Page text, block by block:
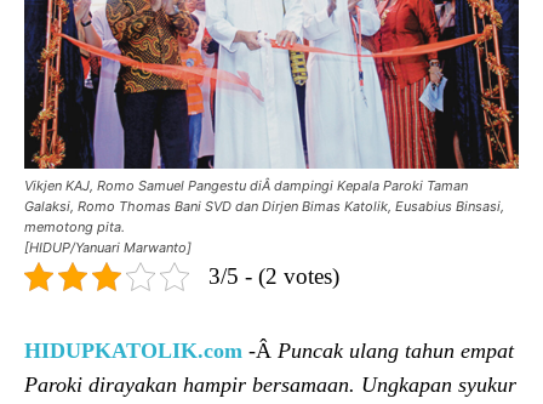
Vikjen KAJ, Romo Samuel Pangestu diÂ­ dampingi Kepala Paroki Taman
Galaksi, Romo Thomas Bani SVD dan Dirjen Bimas Katolik, Eusabius Binsasi,
memotong pita.
[HIDUP/Yanuari Marwanto]
3/5 - (2 votes)
HIDUPKATOLIK.com -Â Puncak ulang tahun empat
Paroki dirayakan hampir bersamaan. Ungkapan syukur